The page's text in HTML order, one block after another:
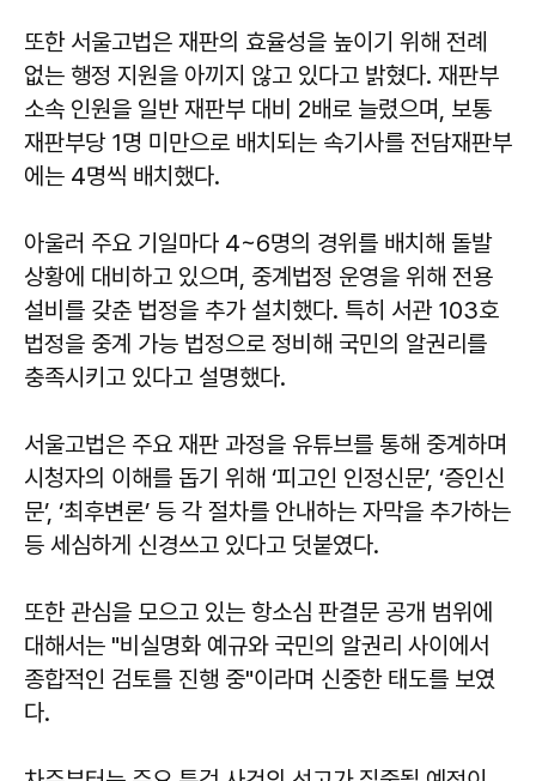
또한 서울고법은 재판의 효율성을 높이기 위해 전례
없는 행정 지원을 아끼지 않고 있다고 밝혔다. 재판부
소속 인원을 일반 재판부 대비 2배로 늘렸으며, 보통
재판부당 1명 미만으로 배치되는 속기사를 전담재판부
에는 4명씩 배치했다.
아울러 주요 기일마다 4~6명의 경위를 배치해 돌발
상황에 대비하고 있으며, 중계법정 운영을 위해 전용
설비를 갖춘 법정을 추가 설치했다. 특히 서관 103호
법정을 중계 가능 법정으로 정비해 국민의 알권리를
충족시키고 있다고 설명했다.
서울고법은 주요 재판 과정을 유튜브를 통해 중계하며
시청자의 이해를 돕기 위해 ‘피고인 인정신문’, ‘증인신
문’, ‘최후변론’ 등 각 절차를 안내하는 자막을 추가하는
등 세심하게 신경쓰고 있다고 덧붙였다.
또한 관심을 모으고 있는 항소심 판결문 공개 범위에
대해서는 "비실명화 예규와 국민의 알권리 사이에서
종합적인 검토를 진행 중"이라며 신중한 태도를 보였
다.